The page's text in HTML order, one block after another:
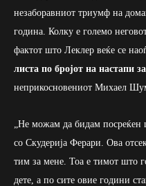
незаборавниот триумф на
година. Колку е големо
фактот што Леклер веќе се
листа по бројот на настапи
неприкосновениот Михаел
„Не можам да бидам посреќен
со Скудерија Ферари. Ова
тим за мене. Тоа е тимот што
дете, а по сите овие години